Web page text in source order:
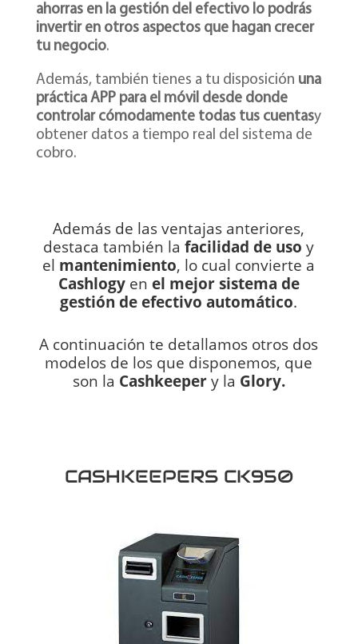
ahorras en la gestión del efectivo lo podrás
invertir en otros aspectos que hagan crecer
tu negocio.
Además, también tienes a tu disposición una
práctica APP para el móvil desde donde
controlar cómodamente todas tus cuentasy
obtener datos a tiempo real del sistema de
cobro.
Además de las ventajas anteriores,
destaca también lafacilidad de uso y
el mantenimiento, lo cual convierte a
Cashlogyen el mejor sistema de
gestión de efectivo automático.
A continuación te detallamos otros dos
modelos de los que disponemos, que
son la Cashkeepery la Glory.
CASHKEEPERS CK950